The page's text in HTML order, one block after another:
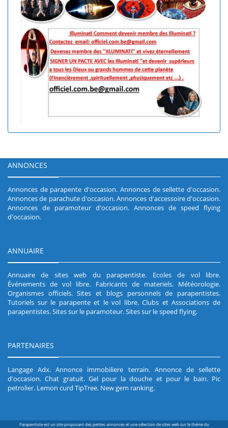
ANNONCES
Annonces de parapente d'occasion. Annonces de sellette d'occasion.
Annonces de parachute d'occasion.Annonces d'accessoire d'occasion.
Annonces de paramoteur d'occasion. Annonces de speed flying
d'occasion.
ANNUAIRE
Annuaire de sites web du parapentiste. Ecoles de vol libre.
Événements de vol libre. Fabricants de materiels. Météorologie.
Organismes officiels.Sites et blogs personnels de parapentistes.
Tutoriels sur le parapente et le vol libre.Clubs et Associations de
parapentistes.Sites sur le paramoteur.Sites sur le speed flying.
PARTENAIRES
Langage Adx.Annonce immobiliere terrain. Annonce de sellette
d'occasion.Chat gratuit.Gel pour la douche et pour le bain. Pic
petrolier. Lemon curd TipTree. New gem ranking.
Parapentiste est un site proposant des petites annonces et une sélection de sites web sur le thème du